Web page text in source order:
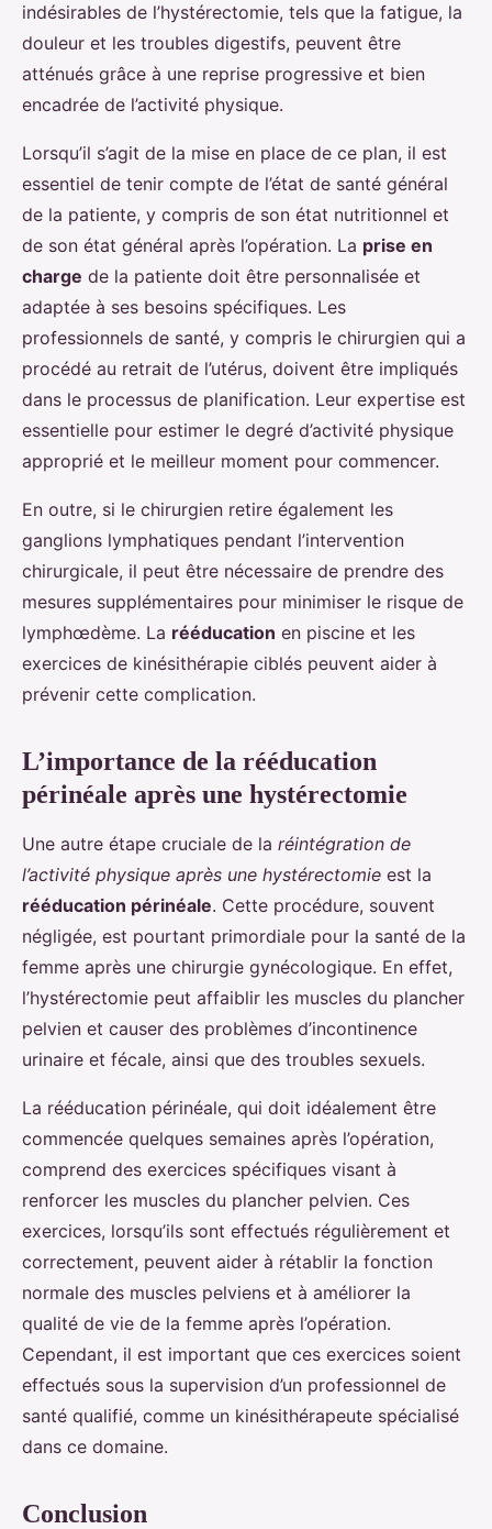
indésirables de l’hystérectomie, tels que la fatigue, la
douleur et les troubles digestifs, peuvent être
atténués grâce à une reprise progressive et bien
encadrée de l’activité physique.
Lorsqu’il s’agit de la mise en place de ce plan, il est
essentiel de tenir compte de l’état de santé général
de la patiente, y compris de son état nutritionnel et
de son état général après l’opération. La prise en
charge de la patiente doit être personnalisée et
adaptée à ses besoins spécifiques. Les
professionnels de santé, y compris le chirurgien qui a
procédé au retrait de l’utérus, doivent être impliqués
dans le processus de planification. Leur expertise est
essentielle pour estimer le degré d’activité physique
approprié et le meilleur moment pour commencer.
En outre, si le chirurgien retire également les
ganglions lymphatiques pendant l’intervention
chirurgicale, il peut être nécessaire de prendre des
mesures supplémentaires pour minimiser le risque de
lymphœdème. La rééducation en piscine et les
exercices de kinésithérapie ciblés peuvent aider à
prévenir cette complication.
L’importance de la rééducation
périnéale après une hystérectomie
Une autre étape cruciale de la réintégration de
l’activité physique après une hystérectomie est la
rééducation périnéale. Cette procédure, souvent
négligée, est pourtant primordiale pour la santé de la
femme après une chirurgie gynécologique. En effet,
l’hystérectomie peut affaiblir les muscles du plancher
pelvien et causer des problèmes d’incontinence
urinaire et fécale, ainsi que des troubles sexuels.
La rééducation périnéale, qui doit idéalement être
commencée quelques semaines après l’opération,
comprend des exercices spécifiques visant à
renforcer les muscles du plancher pelvien. Ces
exercices, lorsqu’ils sont effectués régulièrement et
correctement, peuvent aider à rétablir la fonction
normale des muscles pelviens et à améliorer la
qualité de vie de la femme après l’opération.
Cependant, il est important que ces exercices soient
effectués sous la supervision d’un professionnel de
santé qualifié, comme un kinésithérapeute spécialisé
dans ce domaine.
Conclusion